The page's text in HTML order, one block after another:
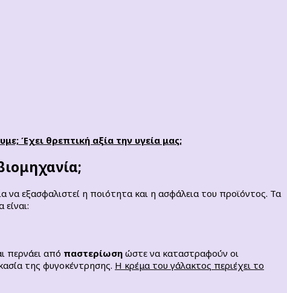
Έχει θρεπτική αξία την υγεία μας;
να εξασφαλιστεί η ποιότητα και η ασφάλεια του προϊόντος. Τα
περνάει από παστερίωση ώστε να καταστραφούν οι
της φυγοκέντρησης. Η κρέμα του γάλακτος περιέχει το